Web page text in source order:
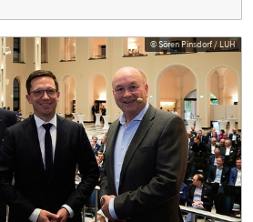
© Sören Pinsdorf / LUH